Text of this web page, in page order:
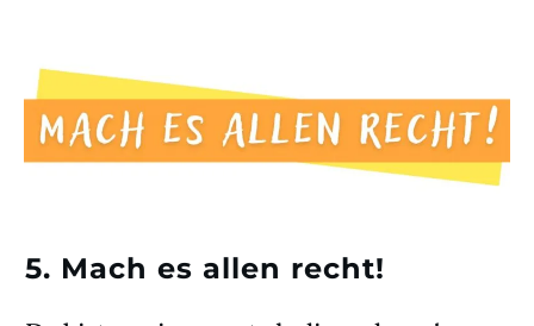
5. Mach es allen recht!